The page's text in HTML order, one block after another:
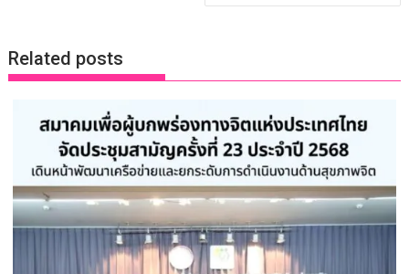
Related posts